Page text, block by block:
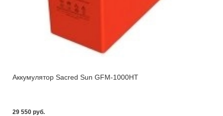
Аккумулятор Sacred Sun GFM-1000HT
29 550 pуб.